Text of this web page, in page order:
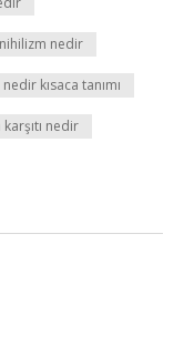
nedir
kısaca tanımı
nedir